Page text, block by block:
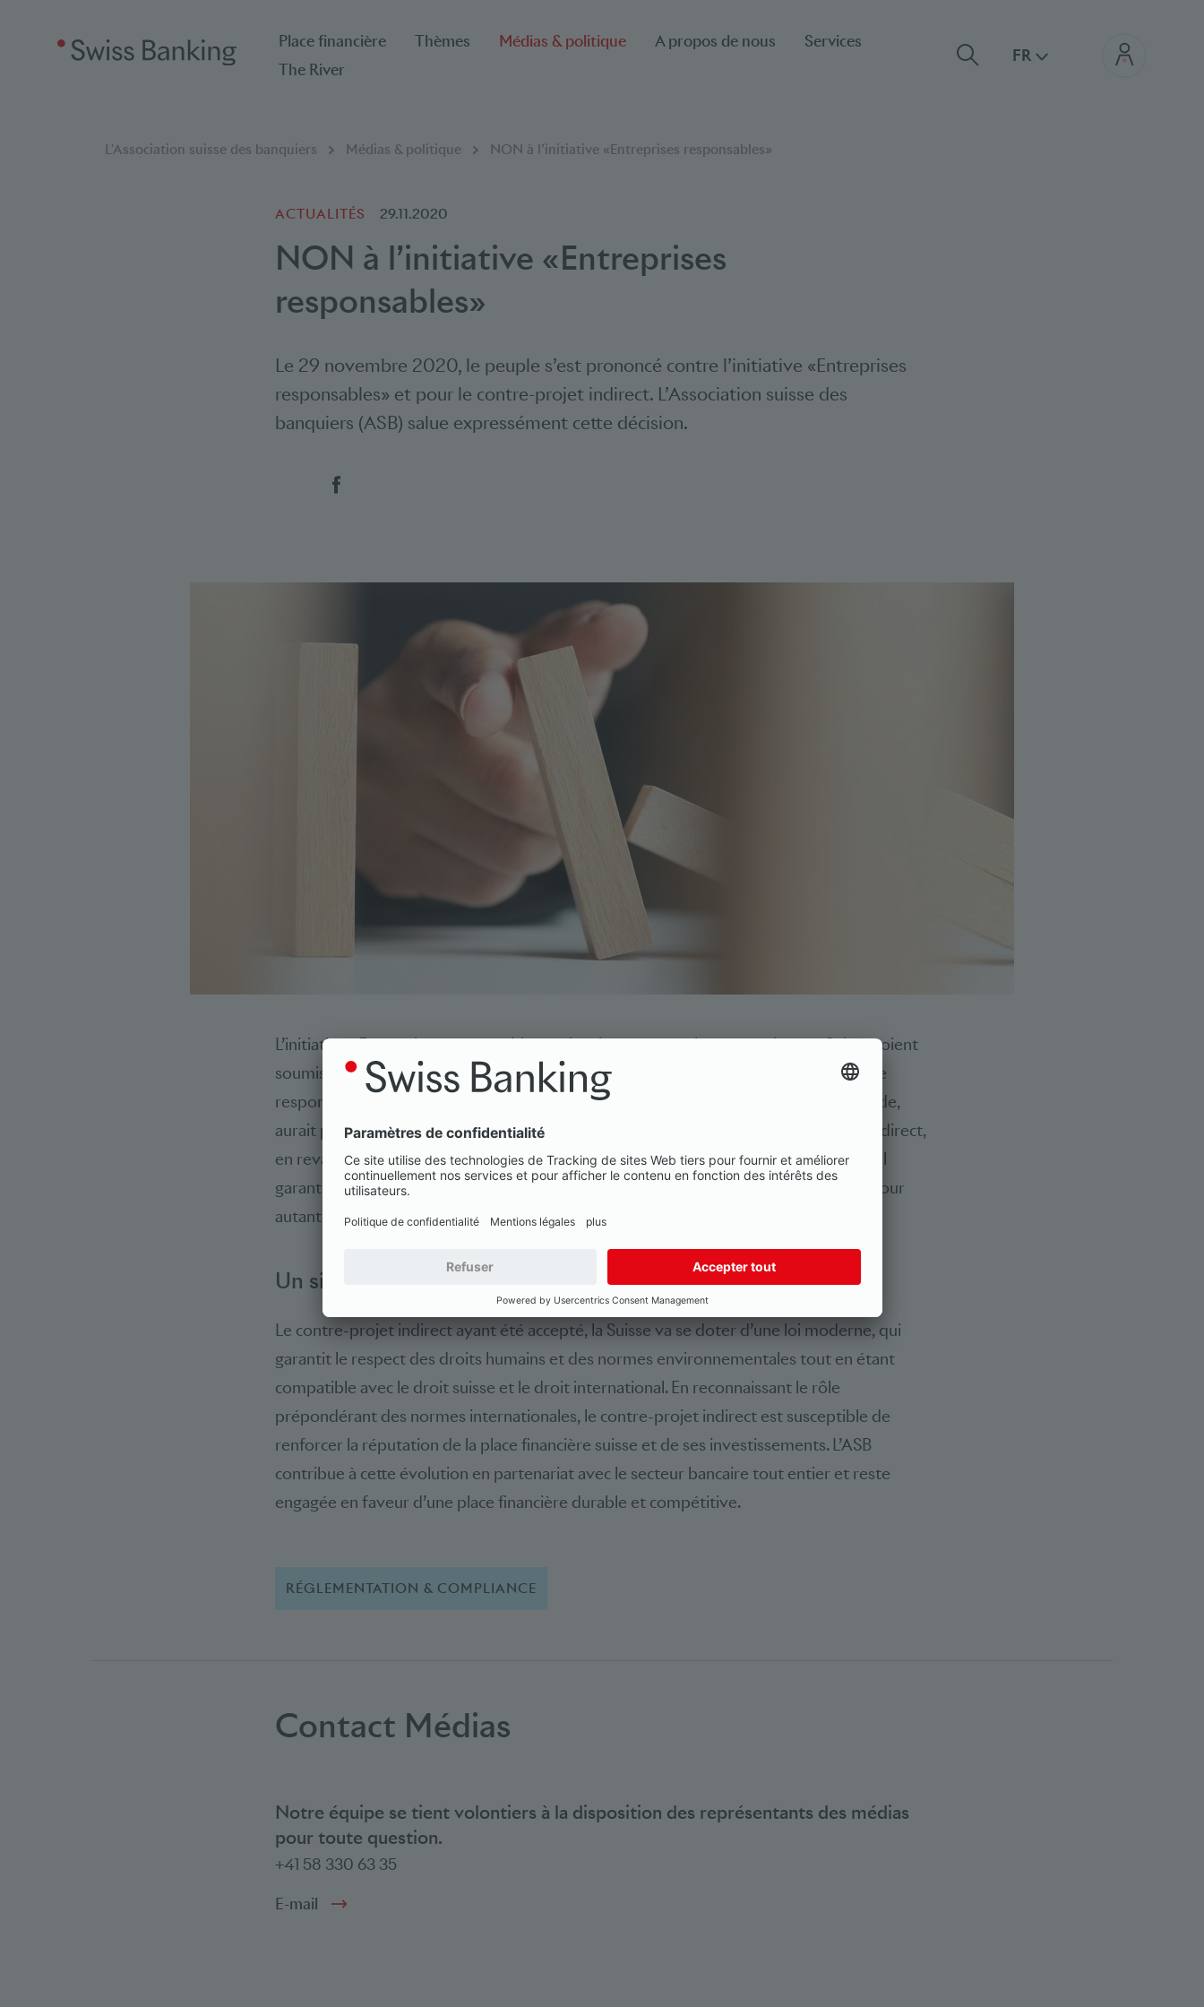
Place financière Thèmes Médias & politique A propos de nous
Services
The River
FR
Breadcrumb
Vous êtes ici:
L'Association suisse des banquiers Médias & politique NON à l’initiative «Entreprises responsables»
ACTUALITÉS 29.11.2020
NON à l’initiative «Entreprises
responsables»
Le 29 novembre 2020, le peuple s’est prononcé contre l’initiative «Entreprises
responsables» et pour le contre-projet indirect. L’Association suisse des
banquiers (ASB) salue expressément cette décision.
Social Bookmarks
L’initiative «Entreprises responsables» exigeait que toutes les entreprises en Suisse soient
soumises à une obligation de diligence, complétée par des dispositions en matière de
responsabilité. La conjugaison de ces deux mécanismes, sans équivalent dans le monde,
aurait pénalisé l’économie suisse et recelé un risque considérable. Le contre-projet indirect,
en revanche, se fonde sur des pratiques de mise en œuvre à caractère international. Il
garantit ainsi le respect des droits humains et des normes environnementales sans pour
autant exposer l’économie suisse à des risques inutiles.
Un signal positif pour la place financière suisse
Le contre-projet indirect ayant été accepté, la Suisse va se doter d’une loi moderne, qui
garantit le respect des droits humains et des normes environnementales tout en étant
compatible avec le droit suisse et le droit international. En reconnaissant le rôle
prépondérant des normes internationales, le contre-projet indirect est susceptible de
renforcer la réputation de la place financière suisse et de ses investissements. L’ASB
contribue à cette évolution en partenariat avec le secteur bancaire tout entier et reste
engagée en faveur d’une place financière durable et compétitive.
RÉGLEMENTATION & COMPLIANCE
Contact Médias
Notre équipe se tient volontiers à la disposition des représentants des médias
pour toute question.
+41 58 330 63 35
E-mail